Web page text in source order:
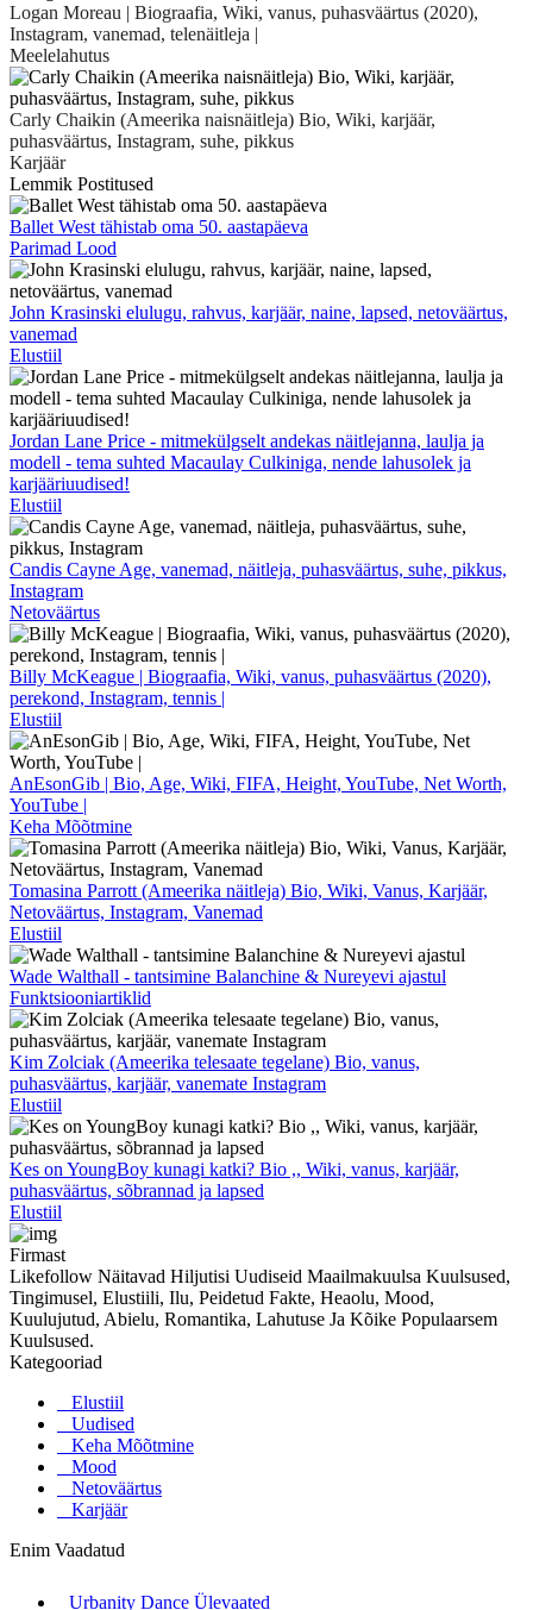
Logan Moreau | Biograafia, Wiki, vanus, puhasväärtus (2020),
Instagram, vanemad, telenäitleja |
Meelelahutus
Carly Chaikin (Ameerika naisnäitleja) Bio, Wiki, karjäär,
puhasväärtus, Instagram, suhe, pikkus
Karjäär
Lemmik Postitused
Ballet West tähistab oma 50. aastapäeva
Parimad Lood
John Krasinski elulugu, rahvus, karjäär, naine, lapsed, netoväärtus,
vanemad
Elustiil
Jordan Lane Price - mitmekülgselt andekas näitlejanna, laulja ja
modell - tema suhted Macaulay Culkiniga, nende lahusolek ja
karjääriuudised!
Elustiil
Candis Cayne Age, vanemad, näitleja, puhasväärtus, suhe, pikkus,
Instagram
Netoväärtus
Billy McKeague | Biograafia, Wiki, vanus, puhasväärtus (2020),
perekond, Instagram, tennis |
Elustiil
AnEsonGib | Bio, Age, Wiki, FIFA, Height, YouTube, Net Worth,
YouTube |
Keha Mõõtmine
Tomasina Parrott (Ameerika näitleja) Bio, Wiki, Vanus, Karjäär,
Netoväärtus, Instagram, Vanemad
Elustiil
Wade Walthall - tantsimine Balanchine & Nureyevi ajastul
Funktsiooniartiklid
Kim Zolciak (Ameerika telesaate tegelane) Bio, vanus,
puhasväärtus, karjäär, vanemate Instagram
Elustiil
Kes on YoungBoy kunagi katki? Bio ,, Wiki, vanus, karjäär,
puhasväärtus, sõbrannad ja lapsed
Elustiil
Firmast
Likefollow Näitavad Hiljutisi Uudiseid Maailmakuulsa Kuulsused,
Tingimusel, Elustiili, Ilu, Peidetud Fakte, Heaolu, Mood,
Kuulujutud, Abielu, Romantika, Lahutuse Ja Kõike Populaarsem
Kuulsused.
Kategooriad
Elustiil
Uudised
Keha Mõõtmine
Mood
Netoväärtus
Karjäär
Enim Vaadatud
Urbanity Dance Ülevaated